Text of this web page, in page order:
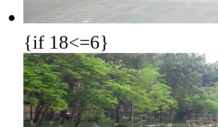
{if 18<=6}